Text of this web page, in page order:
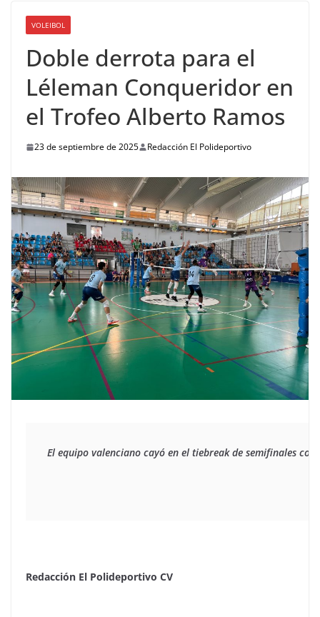
VOLEIBOL
Doble derrota para el
Léleman Conqueridor en
el Trofeo Alberto Ramos
23 de septiembre de 2025 Redacción El Polideportivo
El equipo valenciano cayó en el tiebreak de semifinales
Redacción El Polideportivo CV